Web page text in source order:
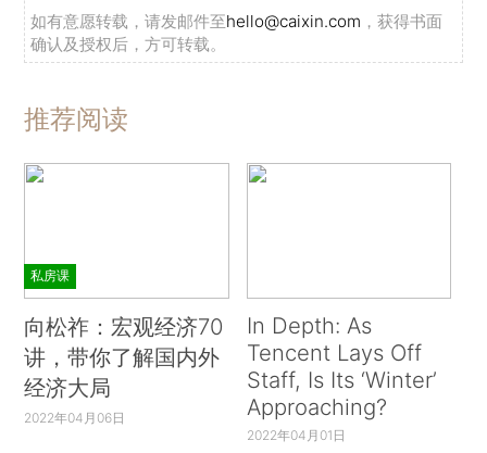
如有意愿转载，请发邮件至hello@caixin.com ，获得书面
确认及授权后，方可转载。
推荐阅读
私房课
向松祚：宏观经济70
讲，带你了解国内外
经济大局
2022年04月06日
In Depth: As
Tencent Lays Off
Staff, Is Its ‘Winter’
Approaching?
2022年04月01日